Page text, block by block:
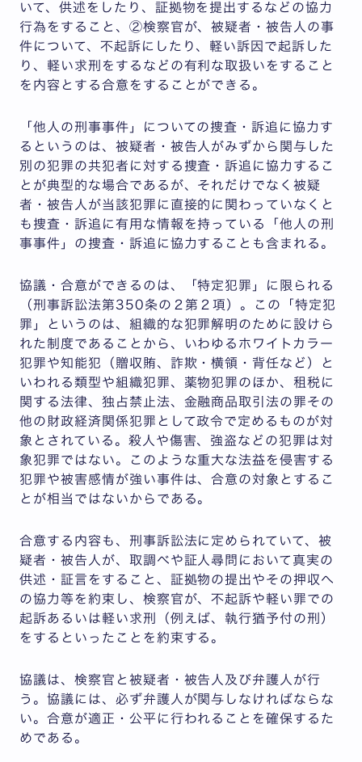
いて、供述をしたり、証拠物を提出するなどの協力
行為をすること、②検察官が、被疑者・被告人の事
件について、不起訴にしたり、軽い訴因で起訴した
り、軽い求刑をするなどの有利な取扱いをすること
を内容とする合意をすることができる。
「他人の刑事事件」についての捜査・訴追に協力す
るというのは、被疑者・被告人がみずから関与した
別の犯罪の共犯者に対する捜査・訴追に協力するこ
とが典型的な場合であるが、それだけでなく被疑
者・被告人が当該犯罪に直接的に関わっていなくと
も捜査・訴追に有用な情報を持っている「他人の刑
事事件」の捜査・訴追に協力することも含まれる。
協議・合意ができるのは、「特定犯罪」に限られる
（刑事訴訟法第350条の２第２項）。この「特定犯
罪」というのは、組織的な犯罪解明のために設けら
れた制度であることから、いわゆるホワイトカラー
犯罪や知能犯（贈収賄、詐欺・横領・背任など）と
いわれる類型や組織犯罪、薬物犯罪のほか、租税に
関する法律、独占禁止法、金融商品取引法の罪その
他の財政経済関係犯罪として政令で定めるものが対
象とされている。殺人や傷害、強盗などの犯罪は対
象犯罪ではない。このような重大な法益を侵害する
犯罪や被害感情が強い事件は、合意の対象とするこ
とが相当ではないからである。
合意する内容も、刑事訴訟法に定められていて、被
疑者・被告人が、取調べや証人尋問において真実の
供述・証言をすること、証拠物の提出やその押収へ
の協力等を約束し、検察官が、不起訴や軽い罪での
起訴あるいは軽い求刑（例えば、執行猶予付の刑）
をするといったことを約束する。
協議は、検察官と被疑者・被告人及び弁護人が行
う。協議には、必ず弁護人が関与しなければならな
い。合意が適正・公平に行われることを確保するた
めである。